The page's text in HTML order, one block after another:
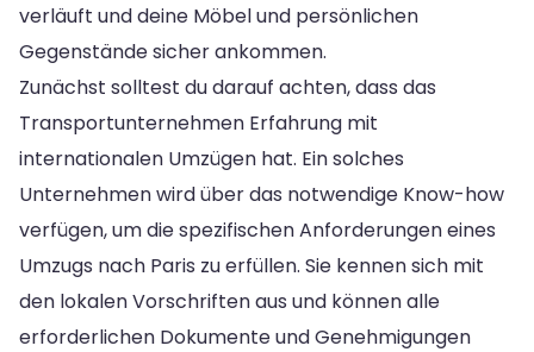
verläuft und deine Möbel und persönlichen
Gegenstände sicher ankommen.
Zunächst solltest du darauf achten, dass das
Transportunternehmen Erfahrung mit
internationalen Umzügen hat. Ein solches
Unternehmen wird über das notwendige Know-how
verfügen, um die spezifischen Anforderungen eines
Umzugs nach Paris zu erfüllen. Sie kennen sich mit
den lokalen Vorschriften aus und können alle
erforderlichen Dokumente und Genehmigungen